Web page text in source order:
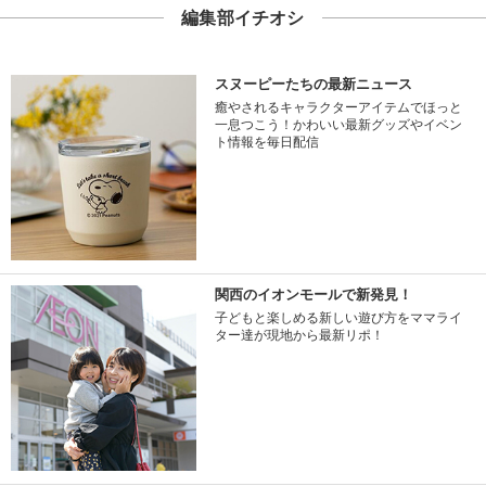
編集部イチオシ
スヌーピーたちの最新ニュース
癒やされるキャラクターアイテムでほっと
一息つこう！かわいい最新グッズやイベン
ト情報を毎日配信
関西のイオンモールで新発見！
子どもと楽しめる新しい遊び方をママライ
ター達が現地から最新リポ！